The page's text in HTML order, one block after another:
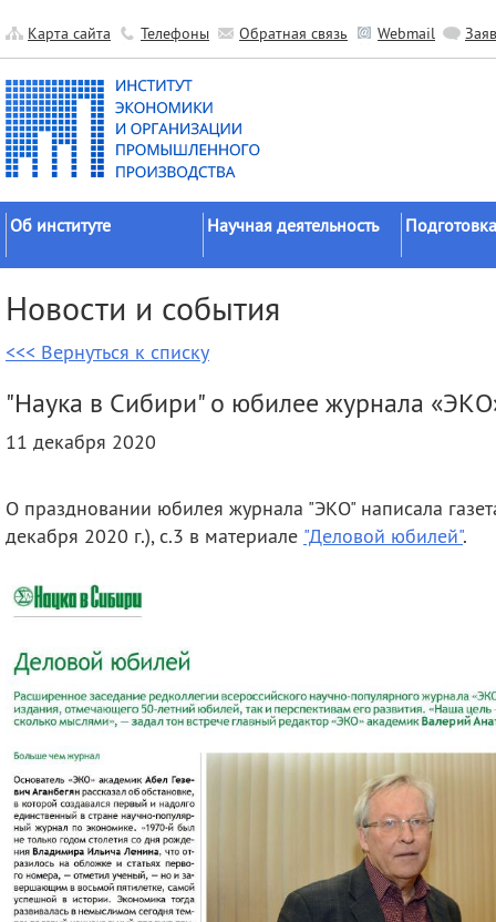
Карта сайта Телефоны Обратная связь Webmail
Об институте
Официальные документы
История
Научные подразделения
Прочие подразделения
деятельность
Контакты
Научная деятельность
исследований
Гранты
Мероприятия
Публикации
советы
Новости и события
<<< Вернуться к списку
"Наука в Сибири" о юбилее журнала
11 декабря 2020
О праздновании юбилея журнала "ЭКО" написала
декабря 2020 г.), с.3 в материале "Деловой юбилей".